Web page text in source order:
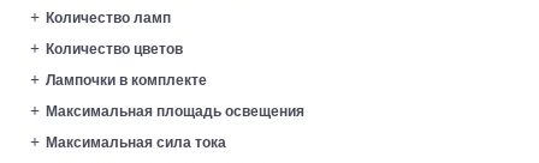
Количество ламп
Количество цветов
Лампочки в комплекте
Максимальная площадь освещения
Максимальная сила тока